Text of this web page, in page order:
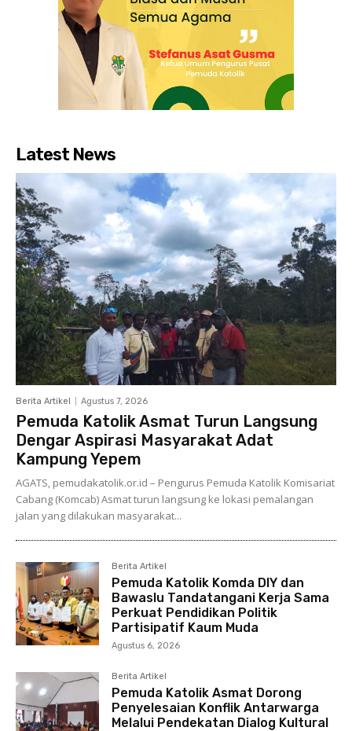
Latest News
Berita Artikel Agustus 7, 2026
Pemuda Katolik Asmat Turun Langsung
Dengar Aspirasi Masyarakat Adat
Kampung Yepem
AGATS, pemudakatolik.or.id – Pengurus Pemuda Katolik Komisariat
Cabang (Komcab) Asmat turun langsung ke lokasi pemalangan
jalan yang dilakukan masyarakat...
Berita Artikel
Pemuda Katolik Komda DIY dan
Bawaslu Tandatangani Kerja Sama
Perkuat Pendidikan Politik
Partisipatif Kaum Muda
Agustus 6, 2026
Berita Artikel
Pemuda Katolik Asmat Dorong
Penyelesaian Konflik Antarwarga
Melalui Pendekatan Dialog Kultural